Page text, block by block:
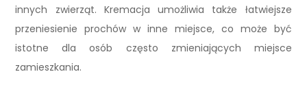
innych zwierząt. Kremacja umożliwia także łatwiejsze
przeniesienie prochów w inne miejsce, co może być
istotne dla osób często zmieniających miejsce
zamieszkania.